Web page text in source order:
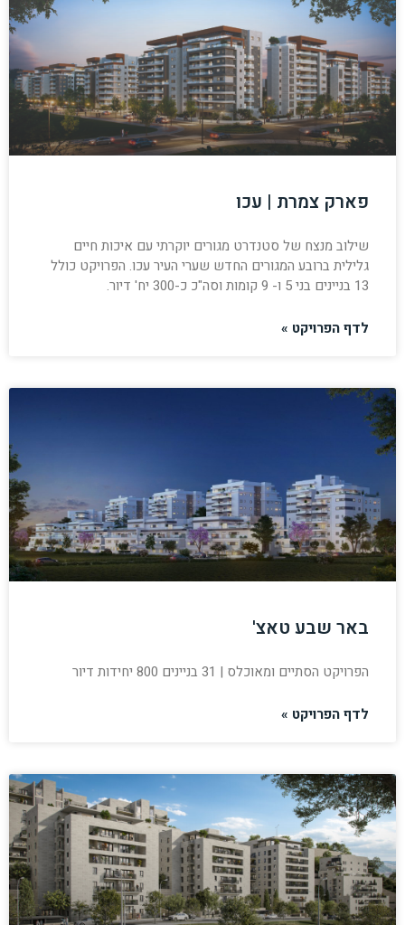
פארק צמרת | עכו
שילוב מנצח של סטנדרט מגורים יוקרתי עם איכות חיים
גלילית ברובע המגורים החדש שערי העיר עכו. הפרויקט כולל
13 בניינים בני 5 ו- 9 קומות וסה"כ כ-300 יח' דיור.
לדף הפרויקט »
באר שבע טאצ'
הפרויקט הסתיים ומאוכלס | 31 בניינים 800 יחידות דיור
לדף הפרויקט »